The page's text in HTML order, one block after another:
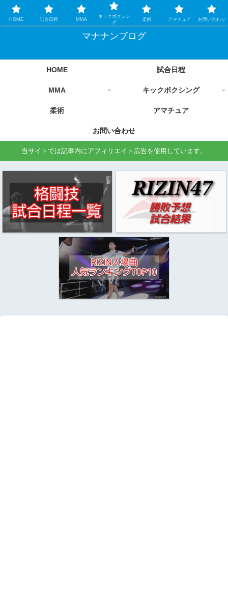
格闘技情報を中心に毎日更新します
マナナンブログ
HOME 試合日程
MMA キックボクシング
柔術 アマチュア
お問い合わせ
当サイトでは記事内にアフィリエイト広告を使用しています。
HOME 試合日程 MMA
キックボクシン
グ
柔術 アマチュア お問い合わせ